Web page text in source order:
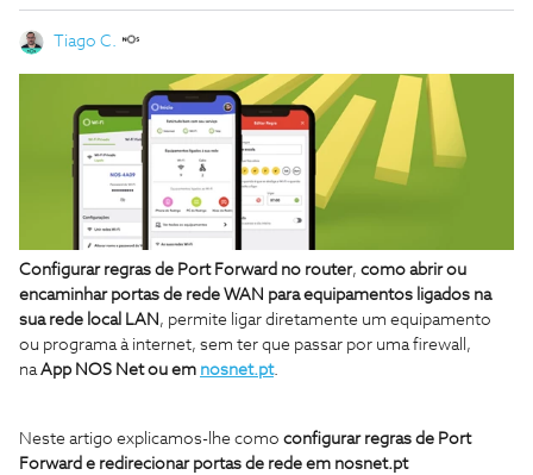
Tiago C.
Configurar regras de Port Forward no router, como abrir ou
encaminhar portas de rede WAN para equipamentos ligados na
sua rede local LAN , permite ligar diretamente um equipamento
ou programa à internet, sem ter que passar por uma firewall,
naApp NOS Net ou em nosnet.pt.
Neste artigo explicamos-lhe como configurar regras de Port
Forward e redirecionar portas de rede em nosnet.pt